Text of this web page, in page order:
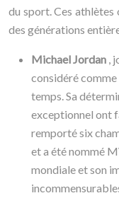
du sport. Ces athlètes
des générations
Michael Jordan ,
considéré comme
temps. Sa
exceptionnel ont
remporté six
et a été nommé
mondiale et son